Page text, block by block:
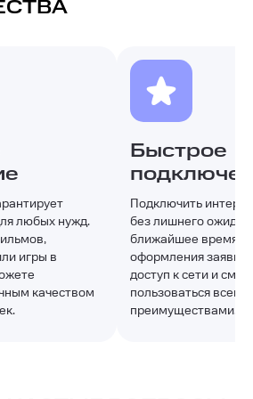
любых нужд.
игры в
качеством
Быстрое
Подключить
без лишнего
ближайшее время
оформления заявки
доступ к сети и
пользоваться всеми
преимуществами.